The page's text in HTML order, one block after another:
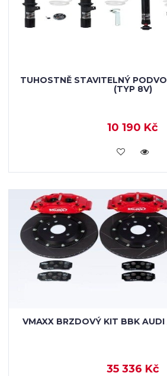
TUHOSTNĚ STAVITELNÝ
(TYP 8V)
10 190 Kč
KOUPIT
VMAXX BRZDOVÝ KIT BBK
35 336 Kč